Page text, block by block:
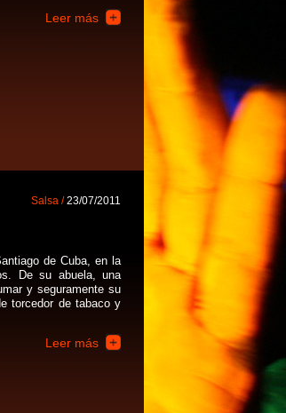
Leer más
Salsa /23/07/2011
de Cuba, en la
De su abuela, una
y seguramente su
torcedor de tabaco y
Leer más